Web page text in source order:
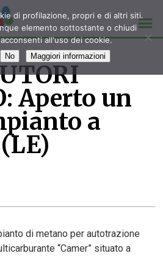
Aperto un
a
di metano per autotrazione
“Camer” situato a
di profilazione, propri e di altri siti.
elemento sottostante o chiudi
all'uso dei cookie.
No Maggiori informazioni